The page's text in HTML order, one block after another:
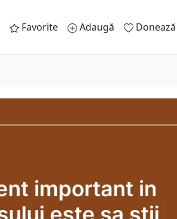
Favorite Adaugă Donează